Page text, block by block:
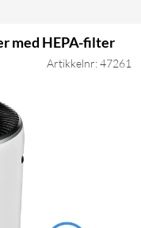
med HEPA-filter
Artikkelnr: 47261